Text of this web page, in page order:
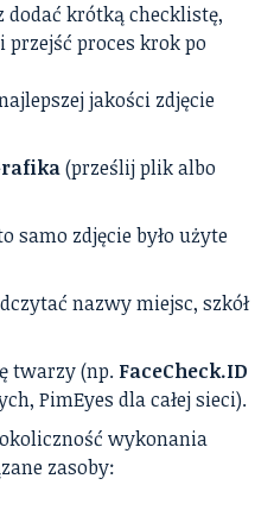
dodać krótką checklistę,
proces krok po
jakości zdjęcie
(prześlij plik albo
samo zdjęcie było użyte
nazwy miejsc, szkół
twarzy (np. FaceCheck.ID
PimEyes dla całej sieci).
wykonania
zasoby: